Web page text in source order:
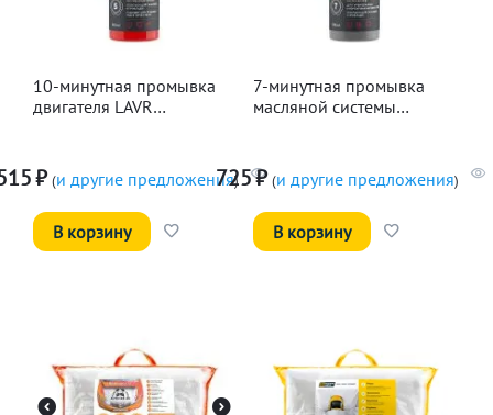
10-минутная промывка
двигателя LAVR
₽ (и другие предложения)
В корзину
7-минутная промывка
масляной системы
725₽ (и другие предложения)
В корзину